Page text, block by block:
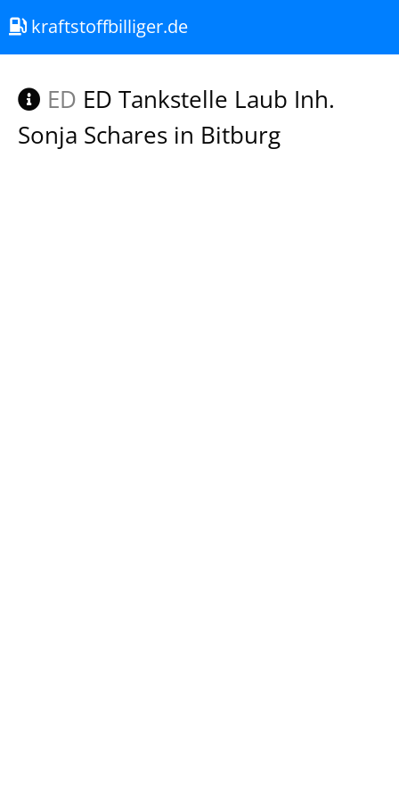
kraftstoffbilliger.de
ED ED Tankstelle Laub Inh.
Sonja Schares in Bitburg